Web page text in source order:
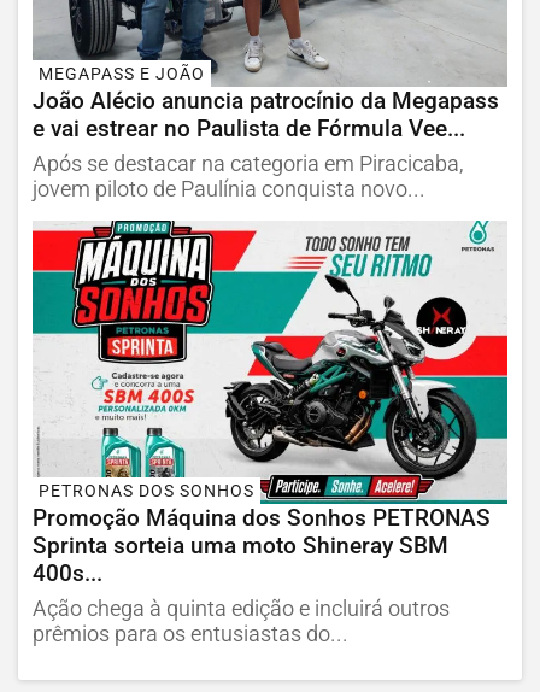
MEGAPASS E JOÃO
João Alécio anuncia patrocínio da Megapass
e vai estrear no Paulista de Fórmula Vee...
Após se destacar na categoria em Piracicaba,
jovem piloto de Paulínia conquista novo...
PETRONAS DOS SONHOS
Promoção Máquina dos Sonhos PETRONAS
Sprinta sorteia uma moto Shineray SBM
400s...
Ação chega à quinta edição e incluirá outros
prêmios para os entusiastas do...